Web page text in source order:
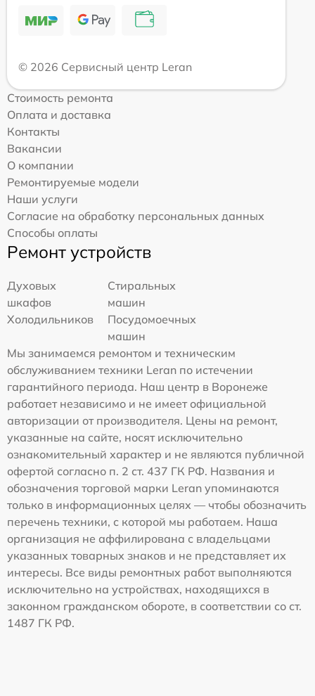
© 2026 Сервисный центр Leran
Стоимость ремонта
Оплата и доставка
Контакты
Вакансии
О компании
Ремонтируемые модели
Наши услуги
Согласие на обработку персональных данных
Способы оплаты
Ремонт устройств
Духовых
шкафов
Стиральных
машин
Холодильников
Посудомоечных
машин
Мы занимаемся ремонтом и техническим
обслуживанием техники Leran по истечении
гарантийного периода. Наш центр в Воронеже
работает независимо и не имеет официальной
авторизации от производителя. Цены на ремонт,
указанные на сайте, носят исключительно
ознакомительный характер и не являются публичной
офертой согласно п. 2 ст. 437 ГК РФ. Названия и
обозначения торговой марки Leran упоминаются
только в информационных целях — чтобы обозначить
перечень техники, с которой мы работаем. Наша
организация не аффилирована с владельцами
указанных товарных знаков и не представляет их
интересы. Все виды ремонтных работ выполняются
исключительно на устройствах, находящихся в
законном гражданском обороте, в соответствии со ст.
1487 ГК РФ.